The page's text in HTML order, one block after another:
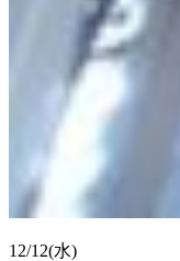
12/12(水)